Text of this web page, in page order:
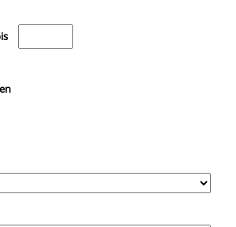
nach dem Jahr veröffentlicht wurden